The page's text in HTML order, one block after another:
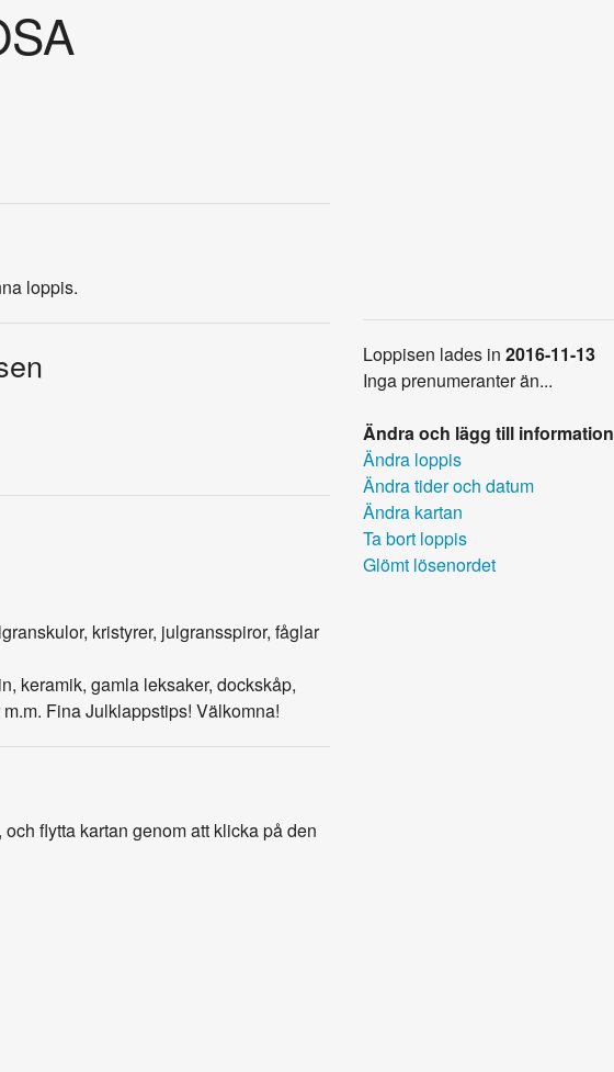
loppis.
kristyrer, julgransspiror, fåglar
keramik, gamla leksaker, dockskåp,
Fina Julklappstips! Välkomna!
flytta kartan genom att klicka på den
Loppisen lades in 2016-11-13
Inga prenumeranter än...
Ändra och lägg till information
Ändra loppis
Ändra tider och datum
Ändra kartan
Ta bort loppis
Glömt lösenordet